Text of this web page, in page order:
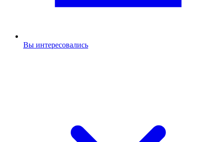
Вы интересовались